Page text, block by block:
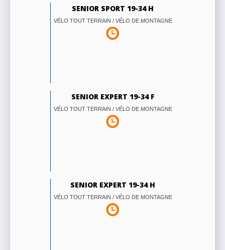
SENIOR SPORT 19-34 H
VÉLO TOUT TERRAIN / VÉLO DE MONTAGNE
SENIOR EXPERT 19-34 F
VÉLO TOUT TERRAIN / VÉLO DE MONTAGNE
SENIOR EXPERT 19-34 H
VÉLO TOUT TERRAIN / VÉLO DE MONTAGNE